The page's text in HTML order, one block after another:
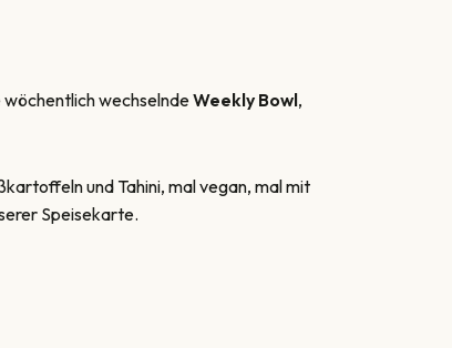
wöchentlich wechselndeWeekly Bowl,
und Tahini, mal vegan, mal mit
Speisekarte.